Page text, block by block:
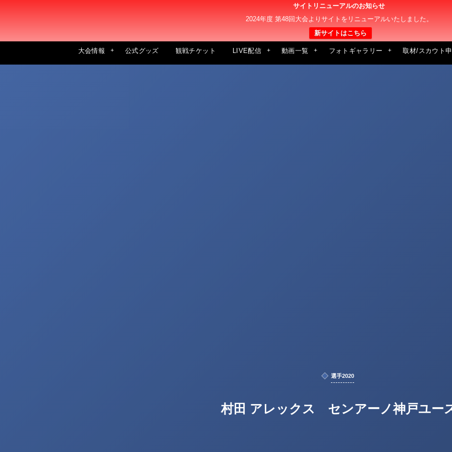
サイトリニューアルのお知らせ
2024年度 第48回大会よりサイトをリニューアルいたしました。
新サイトはこちら
大会情報 公式グッズ 観戦チケット LIVE配信 動画一覧 フォトギャラリー 取材/スカウト
選手2020
村田 アレックス センアーノ神戸ユー